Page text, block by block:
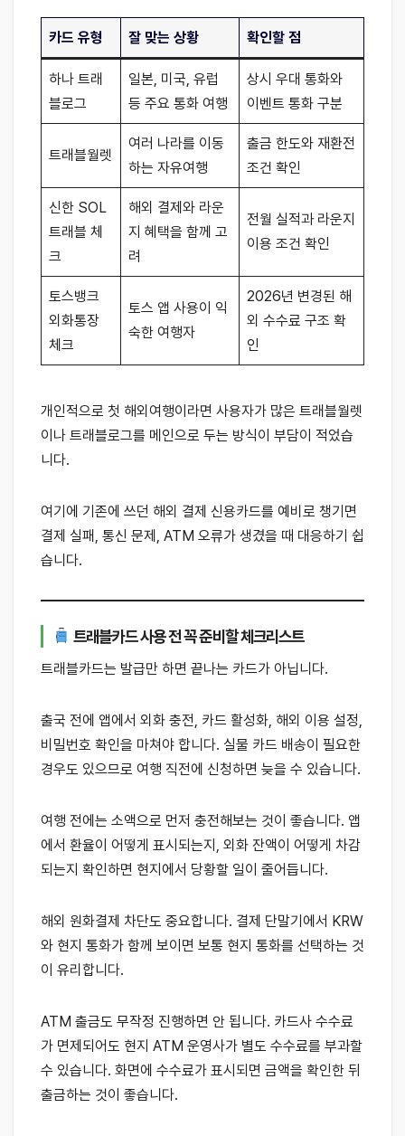
카드 유형 잘 맞는 상황 확인할 점
하나 트래
블로그
일본, 미국, 유럽
등 주요 통화 여행
상시 우대 통화와
이벤트 통화 구분
트래블월렛
여러 나라를 이동
하는 자유여행
출금 한도와 재환전
조건 확인
신한 SOL
트래블 체
크
해외 결제와 라운
지 혜택을 함께 고
려
전월 실적과 라운지
이용 조건 확인
토스뱅크
외화통장
체크
토스 앱 사용이 익
숙한 여행자
2026년 변경된 해
외 수수료 구조 확
인
개인적으로 첫 해외여행이라면 사용자가 많은 트래블월렛
이나 트래블로그를 메인으로 두는 방식이 부담이 적었습
니다.
여기에 기존에 쓰던 해외 결제 신용카드를 예비로 챙기면
결제 실패, 통신 문제, ATM 오류가 생겼을 때 대응하기 쉽
습니다.
트래블카드 사용 전 꼭 준비할 체크리스트
트래블카드는 발급만 하면 끝나는 카드가 아닙니다.
출국 전에 앱에서 외화 충전, 카드 활성화, 해외 이용 설정,
비밀번호 확인을 마쳐야 합니다. 실물 카드 배송이 필요한
경우도 있으므로 여행 직전에 신청하면 늦을 수 있습니다.
여행 전에는 소액으로 먼저 충전해보는 것이 좋습니다. 앱
에서 환율이 어떻게 표시되는지, 외화 잔액이 어떻게 차감
되는지 확인하면 현지에서 당황할 일이 줄어듭니다.
해외 원화결제 차단도 중요합니다. 결제 단말기에서 KRW
와 현지 통화가 함께 보이면 보통 현지 통화를 선택하는 것
이 유리합니다.
ATM 출금도 무작정 진행하면 안 됩니다. 카드사 수수료
가 면제되어도 현지 ATM 운영사가 별도 수수료를 부과할
수 있습니다. 화면에 수수료가 표시되면 금액을 확인한 뒤
출금하는 것이 좋습니다.